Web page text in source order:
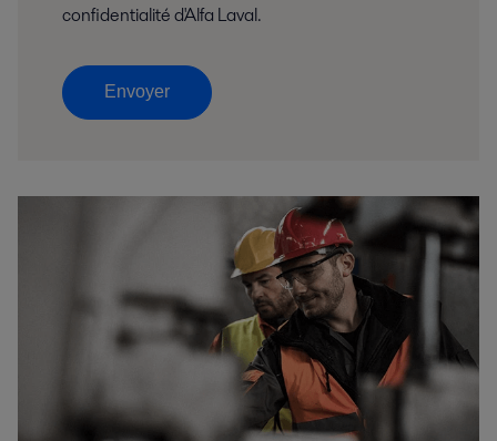
confidentialité d'Alfa Laval.
Envoyer